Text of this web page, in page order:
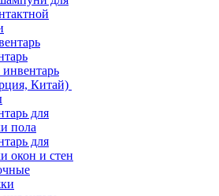
Китай)
для
пола
для
окон и стен